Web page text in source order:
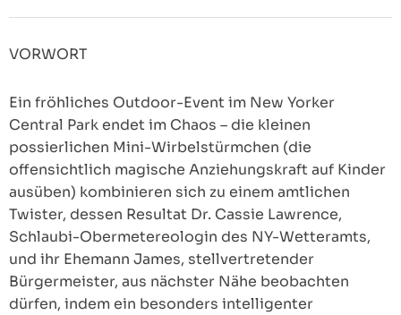
VORWORT
Ein fröhliches Outdoor-Event im New Yorker
Central Park endet im Chaos – die kleinen
possierlichen Mini-Wirbelstürmchen (die
offensichtlich magische Anziehungskraft auf Kinder
ausüben) kombinieren sich zu einem amtlichen
Twister, dessen Resultat Dr. Cassie Lawrence,
Schlaubi-Obermetereologin des NY-Wetteramts,
und ihr Ehemann James, stellvertretender
Bürgermeister, aus nächster Nähe beobachten
dürfen, indem ein besonders intelligenter